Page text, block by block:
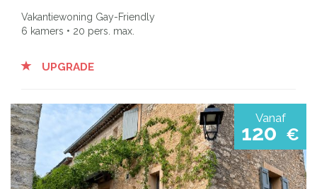
Vakantiewoning Gay-Friendly
6 kamers • 20 pers. max.
UPGRADE
Vanaf
120 €